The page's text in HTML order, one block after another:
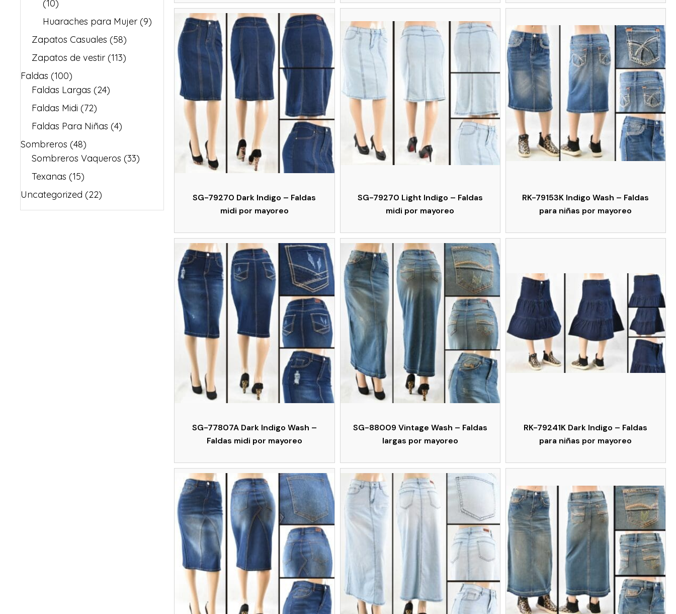
(10)
Huaraches para Mujer (9)
Zapatos Casuales (58)
Zapatos de vestir (113)
Faldas (100)
Faldas Largas (24)
Faldas Midi (72)
Faldas Para Niñas (4)
Sombreros (48)
Sombreros Vaqueros (33)
Texanas (15)
Uncategorized (22)
SG-79270 Dark Indigo – Faldas
midi por mayoreo
SG-79270 Light Indigo – Faldas
midi por mayoreo
RK-79153K Indigo Wash – Faldas
para niñas por mayoreo
SG-77807A Dark Indigo Wash –
Faldas midi por mayoreo
SG-88009 Vintage Wash – Faldas
largas por mayoreo
RK-79241K Dark Indigo – Faldas
para niñas por mayoreo